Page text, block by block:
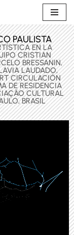
PAULISTA
EN LA
CRISTIAN
BRESSANIN,
LAUDADO,
CIRCULACIÓN
DE RESIDENCIA
CULTURAL
BRASIL